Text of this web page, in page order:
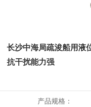
长沙中海局疏浚船用液
抗干扰能力强
产品规格：